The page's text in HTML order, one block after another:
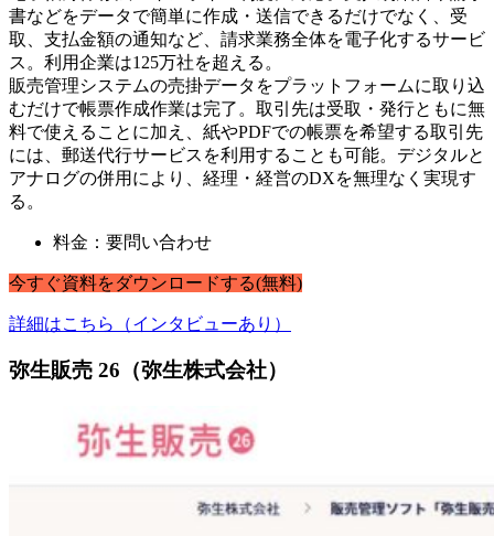
書などをデータで簡単に作成・送信できるだけでなく、受
取、支払金額の通知など、請求業務全体を電子化するサービ
ス。利用企業は125万社を超える。
販売管理システムの売掛データをプラットフォームに取り込
むだけで帳票作成作業は完了。取引先は受取・発行ともに無
料で使えることに加え、紙やPDFでの帳票を希望する取引先
には、郵送代行サービスを利用することも可能。デジタルと
アナログの併用により、経理・経営のDXを無理なく実現す
る。
料金：要問い合わせ
今すぐ資料をダウンロードする(無料)
詳細はこちら（インタビューあり）
弥生販売 26（弥生株式会社）